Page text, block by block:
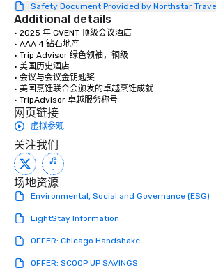
Safety Document Provided by Northstar
Additional details
• 2025 年 CVENT 顶级会议酒店
• AAA 4 钻石地产
• Trip Advisor 绿色领袖，铜级
• 美国历史酒店
• 会议与会议金钥匙奖
• 美国烹饪联合会颁发的卓越烹饪成就
• TripAdvisor 卓越服务称号
网页链接
虚拟参观
关注我们
场地资源
Environmental, Social and Governance (ESG)
LightStay Information
OFFER: Chicago Handshake
OFFER: SCOOP UP SAVINGS